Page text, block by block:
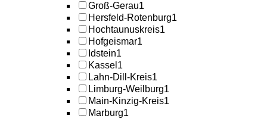
Groß-Gerau1
Hersfeld-Rotenburg1
Hochtaunuskreis1
Hofgeismar1
Idstein1
Kassel 1
Lahn-Dill-Kreis1
Limburg-Weilburg1
Main-Kinzig-Kreis1
Marburg1